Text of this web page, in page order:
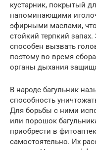
кустарник, покрытый
напоминающими
эфирными маслами,
стойкий терпкий
способен вызвать
поэтому во время
органы дыхания
В народе багульник
способность
Для борьбы с ними
или порошок
приобрести в
самостоятельно. Их